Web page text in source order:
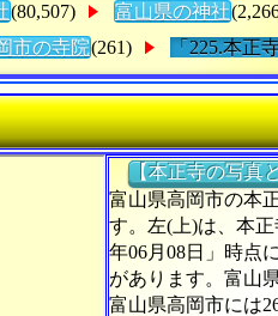
(80,507) 富山県の神社
市の寺院(261) 「225.本正
【本正寺の写真
富山県高岡市の本
す。左(上)は、本
年06月08日」時点
があります。富山
富山県高岡市には